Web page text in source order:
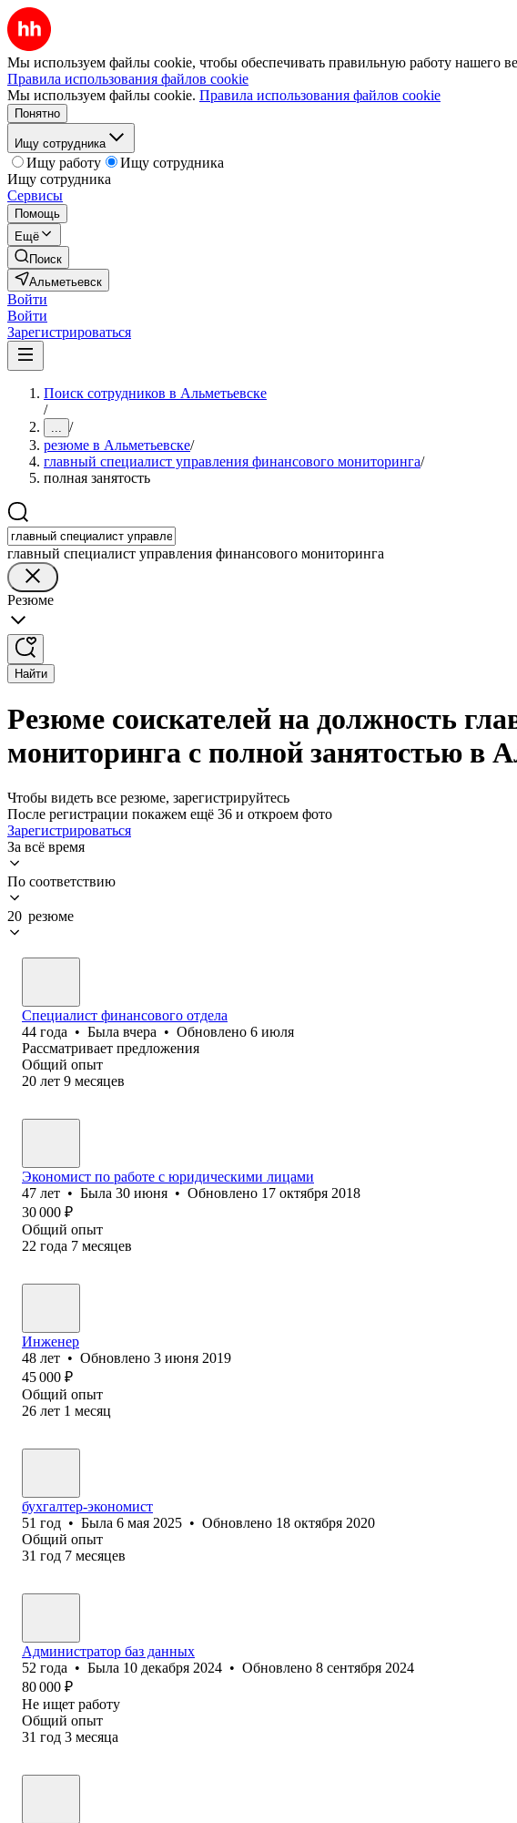
Мы используем файлы cookie, чтобы обеспечивать правильную работу нашего
Правила использования файлов cookie
Мы используем файлы cookie. Правила использования файлов cookie
Понятно
Ищу сотрудника
Ищу работу
Ищу сотрудника
Ищу сотрудника
Сервисы
Помощь
Ещё
Поиск
Альметьевск
Войти
Войти
Зарегистрироваться
Поиск сотрудников в Альметьевске
/
... /
резюме в Альметьевске/
главный специалист управления финансового мониторинга/
полная занятость
главный специалист управления финансового мониторинга
Резюме
Найти
Резюме соискателей на должность
мониторинга с полной занятостью в
Чтобы видеть все резюме, зарегистрируйтесь
После регистрации покажем ещё 36 и откроем фото
Зарегистрироваться
За всё время
По соответствию
20 резюме
Специалист финансового отдела
44 года • Была вчера • Обновлено 6 июля
Рассматривает предложения
Общий опыт
20 лет 9 месяцев
Экономист по работе с юридическими лицами
47 лет • Была 30 июня • Обновлено 17 октября 2018
30 000 ₽
Общий опыт
22 года 7 месяцев
Инженер
48 лет • Обновлено 3 июня 2019
45 000 ₽
Общий опыт
26 лет 1 месяц
бухгалтер-экономист
51 год • Была 6 мая 2025 • Обновлено 18 октября 2020
Общий опыт
31 год 7 месяцев
Администратор баз данных
52 года • Была 10 декабря 2024 • Обновлено 8 сентября 2024
80 000 ₽
Не ищет работу
Общий опыт
31 год 3 месяца